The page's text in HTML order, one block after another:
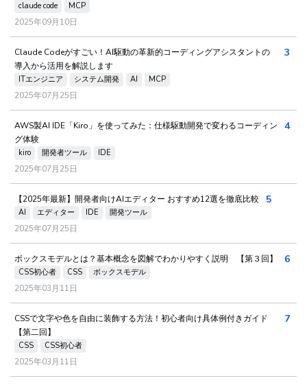
claude code MCP
2025年09月10日
Claude Codeがすごい！AI駆動の革新的コーディングアシスタントの
導入から活用を解説します
ITエンジニア システム開発 AI MCP
2025年07月25日
3
AWS製AI IDE「Kiro」を使ってみた：仕様駆動開発で変わるコーディン
グ体験
kiro 開発者ツール IDE
2025年07月25日
4
【2025年最新】開発者向けAIエディター おすすめ12選を徹底比較
AI エディター IDE 開発ツール
2025年07月25日
5
ボックスモデルとは？基本概念を図解でわかりやすく説明 【第３回】
CSS初心者 CSS ボックスモデル
2025年03月11日
6
CSSで文字や色を自由に装飾する方法！初心者向け具体例付きガイド
【第二回】
CSS CSS初心者
2025年03月11日
7